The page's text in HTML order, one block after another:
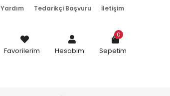
Yardım Tedarikçi Başvuru İletişim
Favorilerim Hesabım Sepetim
0